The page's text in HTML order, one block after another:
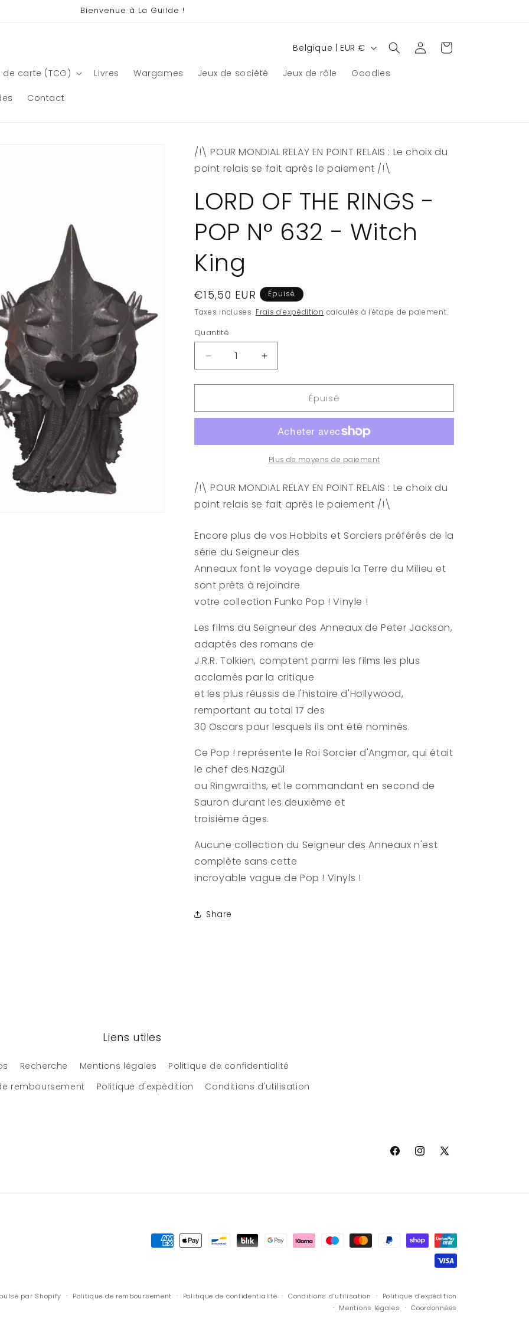
Bienvenue à La Guilde !
de carte (TCG) Livres Wargames Jeux de société Jeux de rôle Goodies
Contact
P
y
é
g
i
n
Belgique | EUR € ConnexionPanier
/!\ POUR MONDIAL RELAY EN POINT RELAIS : Le choix du
point relais se fait après le paiement /!\
LORD OF THE RINGS -
POP N° 632 - Witch
King
Prix
habituel
€15,50 EUR
Épuisé
Taxes incluses. Frais d'expédition calculés à l'étape de paiement.
Quantité
Quantité
Réduire
la
quantité
LORD
RINGS
N°
-
King
Augmenter
la
quantité
LORD
THE
RINGS
N°
-
King
Épuisé
Plus de moyens de paiement
/!\ POUR MONDIAL RELAY EN POINT RELAIS : Le choix du
point relais se fait après le paiement /!\
Encore plus de vos Hobbits et Sorciers préférés de la
série du Seigneur des
Anneaux font le voyage depuis la Terre du Milieu et
sont prêts à rejoindre
votre collection Funko Pop ! Vinyle !
Les films du Seigneur des Anneaux de Peter Jackson,
adaptés des romans de
J.R.R. Tolkien, comptent parmi les films les plus
acclamés par la critique
et les plus réussis de l'histoire d'Hollywood,
remportant au total 17 des
30 Oscars pour lesquels ils ont été nominés.
Ce Pop ! représente le Roi Sorcier d'Angmar, qui était
le chef des Nazgûl
ou Ringwraiths, et le commandant en second de
Sauron durant les deuxième et
troisième âges.
Aucune collection du Seigneur des Anneaux n'est
complète sans cette
incroyable vague de Pop ! Vinyls !
Share
Liens utiles
Recherche Mentions légales
Politique de confidentialité
remboursement
Politique d'expédition Conditions d'utilisation
FacebookInstagram
X
Moyens
par Shopify Politique de remboursement Politique de confidentialité Conditions d’utilisation
Politique d’expédition
Mentions légales
Coordonnées